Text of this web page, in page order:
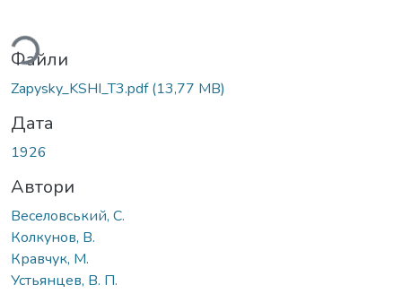
Файли
Zapysky_KSHI_T3.pdf(13,77 MB)
Дата
1926
Автори
Веселовський, С.
Колкунов, В.
Кравчук, М.
Устьянцев, В. П.